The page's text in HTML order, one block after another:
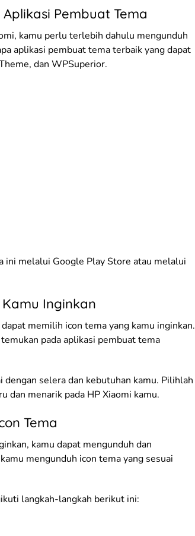
Pembuat Tema
kamu perlu terlebih dahulu mengunduh
aplikasi pembuat tema terbaik yang dapat
dan WPSuperior.
ini melalui Google Play Store atau melalui
Inginkan
memilih icon tema yang kamu inginkan.
pada aplikasi pembuat tema
selera dan kebutuhan kamu. Pilihlah
dan menarik pada HP Xiaomi kamu.
Tema
kamu dapat mengunduh dan
mengunduh icon tema yang sesuai
langkah-langkah berikut ini: